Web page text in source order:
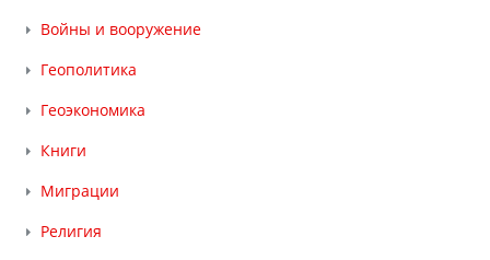
Войны и вооружение
Геополитика
Геоэкономика
Книги
Миграции
Религия